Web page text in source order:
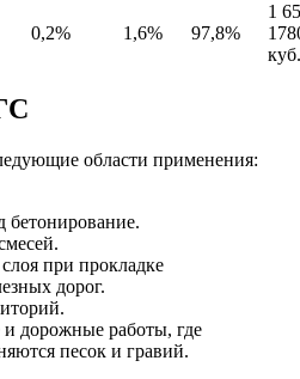
0,2% 1,6% 97,8%
1
области применения:
при прокладке
дорог.
и дорожные работы, где
песок и гравий.